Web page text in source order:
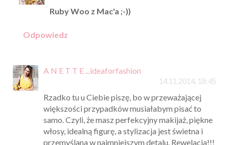
Ruby Woo z Mac'a ;-))
Odpowiedz
A N E T T E ...ideaforfashion
14.11.2014, 18:45
Rzadko tu u Ciebie piszę, bo w przeważającej
większości przypadków musiałabym pisać to
samo. Czyli, że masz perfekcyjny makijaż, piękne
włosy, idealną figurę, a stylizacja jest świetna i
przemyślana w najmniejszym detalu. Rewelacja!!!